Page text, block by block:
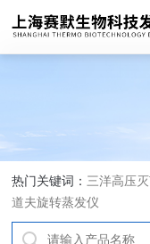
热门关键词： 三洋高压
道夫旋转蒸发仪